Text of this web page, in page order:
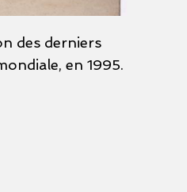
des derniers
en 1995.